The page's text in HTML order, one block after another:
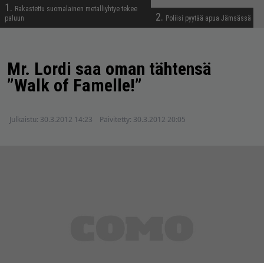
1. Rakastettu suomalainen metalliyhtye tekee
paluun
2. Poliisi pyytää apua Jämsässä
Mr. Lordi saa oman tähtensä
”Walk of Famelle!”
Julkaistu: 30.3.2012 14:23 Päivitetty: 30.3.2012 20:05